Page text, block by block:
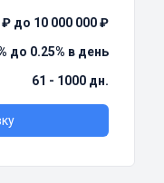
₽ до 10 000 000 ₽
до 0.25% в день
61 - 1000 дн.